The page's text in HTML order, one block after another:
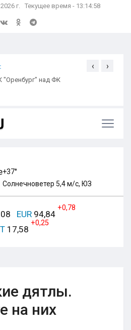
г. Текущее время - 13:14:59
"Оренбург" над ФК
‹ ›
+37°
Солнечноветер 5,4 м/с, ЮЗ
EUR 94,84
+0,78
17,58
+0,25
дятлы.
на них